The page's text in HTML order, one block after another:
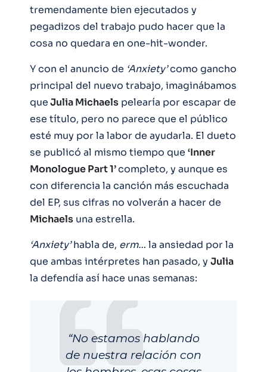
tremendamente bien ejecutados y
pegadizos del trabajo pudo hacer que la
cosa no quedara en one-hit-wonder.
Y con el anuncio de ‘Anxiety’como gancho
principal del nuevo trabajo, imaginábamos
queJulia Michaels pelearía por escapar de
ese título, pero no parece que el público
esté muy por la labor de ayudarla. El dueto
se publicó al mismo tiempo que ‘Inner
Monologue Part 1’completo, y aunque es
con diferencia la canción más escuchada
del EP, sus cifras no volverán a hacer de
Michaels una estrella.
‘Anxiety’habla de, erm… la ansiedad por la
que ambas intérpretes han pasado, y Julia
la defendía así hace unas semanas:
“No estamos hablando
de nuestra relación con